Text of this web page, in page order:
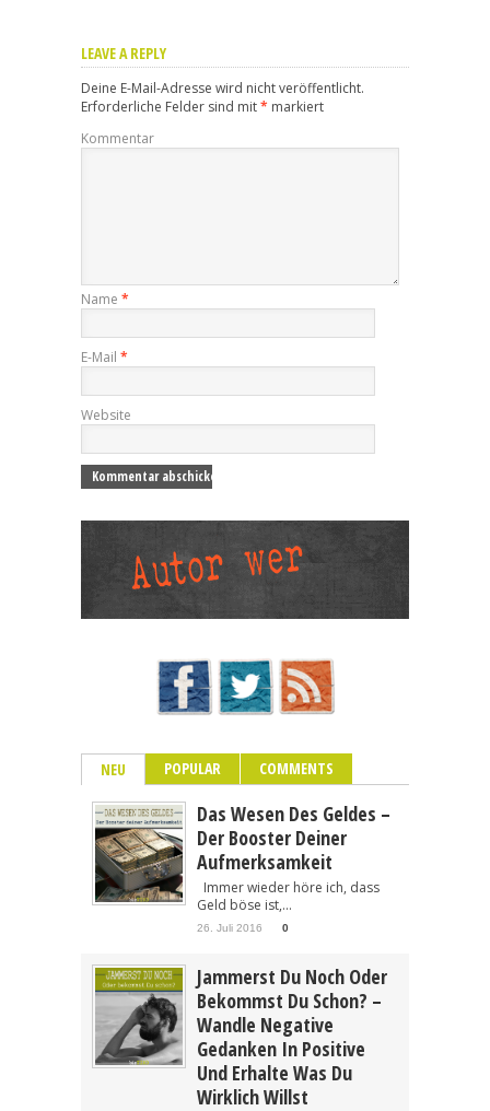
LEAVE A REPLY
Deine E-Mail-Adresse wird nicht veröffentlicht.
Erforderliche Felder sind mit* markiert
Kommentar
Name *
E-Mail *
Website
NEU POPULAR COMMENTS
Das Wesen Des Geldes –
Der Booster Deiner
Aufmerksamkeit
Immer wieder höre ich, dass
Geld böse ist,...
26. Juli 2016 0
Jammerst Du Noch Oder
Bekommst Du Schon? –
Wandle Negative
Gedanken In Positive
Und Erhalte Was Du
Wirklich Willst